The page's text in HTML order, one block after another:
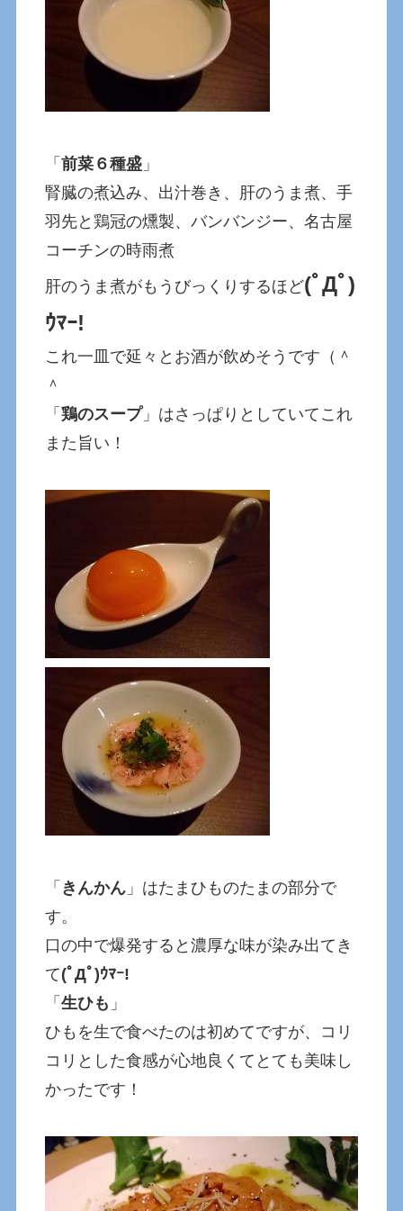
「前菜６種盛 」
腎臓の煮込み、出汁巻き、肝のうま煮、手
羽先と鶏冠の燻製、バンバンジー、名古屋
コーチンの時雨煮
肝のうま煮がもうびっくりするほど(ﾟДﾟ)
ｳﾏｰ!
これ一皿で延々とお酒が飲めそうです（＾
＾
「鶏のスープ」はさっぱりとしていてこれ
また旨い！
「 きんかん 」はたまひものたまの部分で
す。
口の中で爆発すると濃厚な味が染み出てき
て(ﾟДﾟ)ｳﾏｰ!
「生ひも 」
ひもを生で食べたのは初めてですが、コリ
コリとした食感が心地良くてとても美味し
かったです！